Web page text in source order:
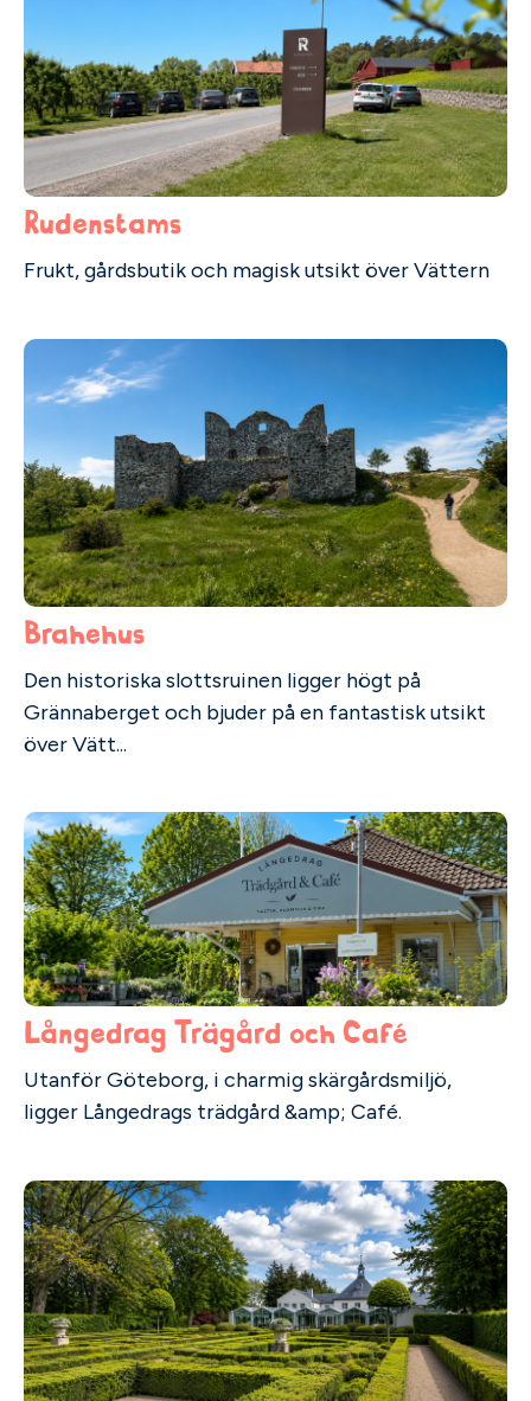
Rudenstams
Frukt, gårdsbutik och magisk utsikt över Vättern
Brahehus
Den historiska slottsruinen ligger högt på
Grännaberget och bjuder på en fantastisk utsikt
över Vätt...
Långedrag Trägård och Café
Utanför Göteborg, i charmig skärgårdsmiljö,
ligger Långedrags trädgård &amp; Café.